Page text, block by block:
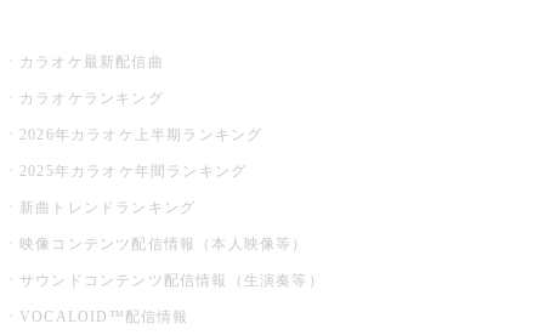
カラオケ最新配信曲
カラオケランキング
2026年カラオケ上半期ランキング
2025年カラオケ年間ランキング
新曲トレンドランキング
映像コンテンツ配信情報（本人映像等）
サウンドコンテンツ配信情報（生演奏等）
VOCALOID™配信情報